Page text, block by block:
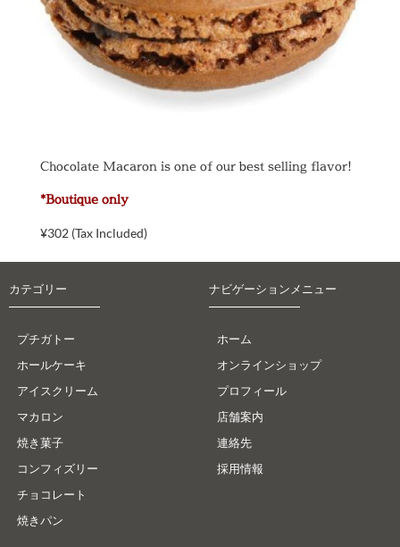
Chocolate Macaron is one of our best selling flavor!
*Boutique only
¥302(Tax Included)
カテゴリー
プチガトー
ホールケーキ
アイスクリーム
マカロン
焼き菓子
コンフィズリー
チョコレート
焼きパン
ナビゲーションメニュー
ホーム
オンラインショップ
プロフィール
店舗案内
連絡先
採用情報